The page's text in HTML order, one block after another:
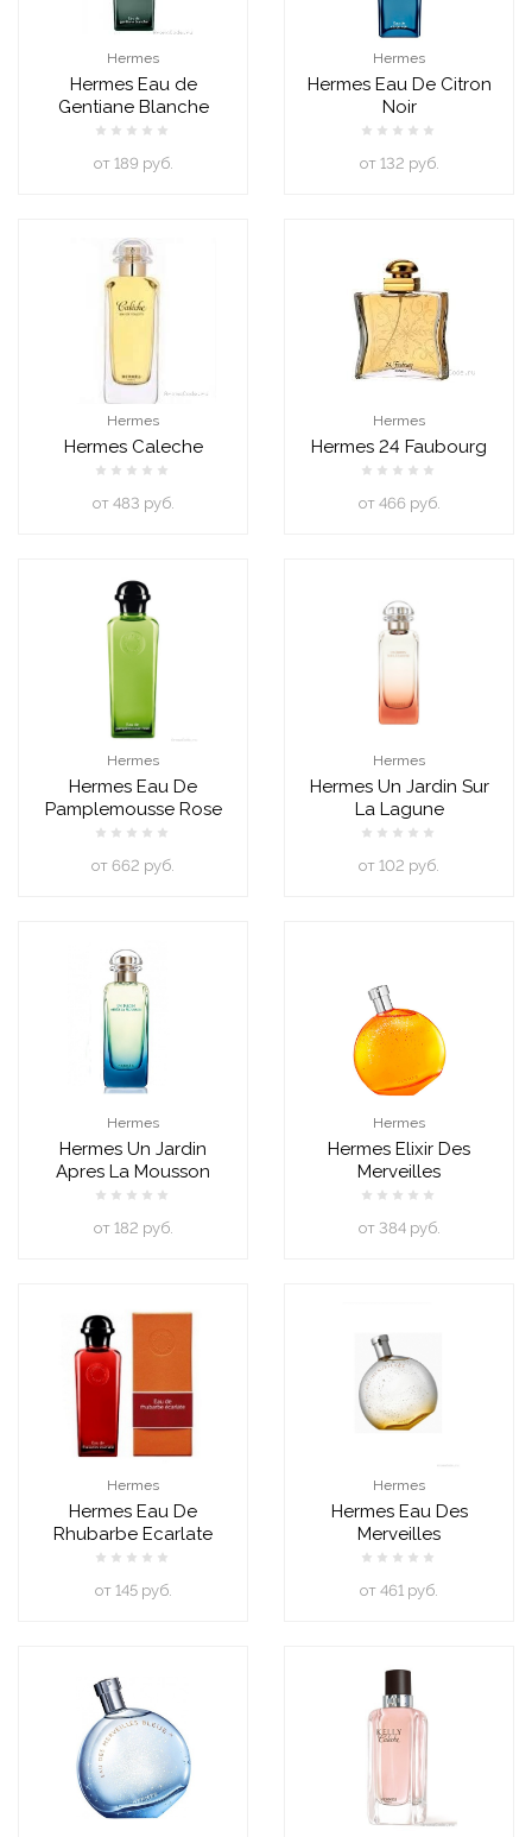
Hermes
Hermes Eau de
Gentiane Blanche
oт 189 руб.
Hermes
Hermes Eau De Citron
Noir
oт 132 руб.
Hermes
Hermes Caleche
oт 483 руб.
Hermes
Hermes 24 Faubourg
oт 466 руб.
Hermes
Hermes Eau De
Pamplemousse Rose
oт 662 руб.
Hermes
Hermes Un Jardin Sur
La Lagune
oт 102 руб.
Hermes
Hermes Un Jardin
Apres La Mousson
oт 182 руб.
Hermes
Hermes Elixir Des
Merveilles
oт 384 руб.
Hermes
Hermes Eau De
Rhubarbe Ecarlate
oт 145 руб.
Hermes
Hermes Eau Des
Merveilles
oт 461 руб.